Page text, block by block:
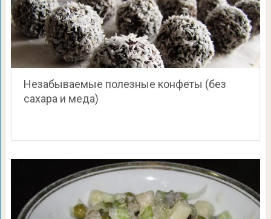
Незабываемые полезные конфеты (без
сахара и меда)